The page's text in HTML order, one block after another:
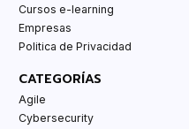
Cursos e-learning
Empresas
Politica de Privacidad
CATEGORÍAS
Agile
Cybersecurity